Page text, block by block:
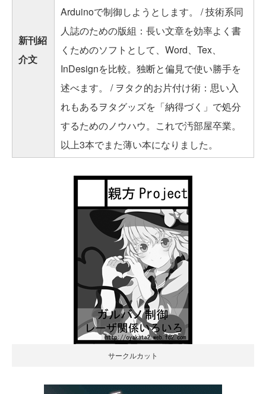
新刊紹
介文
Arduinoで制御しようとします。 / 技術系同
人誌のための版組：長い文章を効率よく書
くためのソフトとして、Word、Tex、
InDesignを比較。独断と偏見で使い勝手を
述べます。 / ヲタク的お片付け術：思い入
れもあるヲタグッズを「納得づく」で処分
するためのノウハウ。これで汚部屋卒業。
以上3本でまた薄い本になりました。
サークルカット